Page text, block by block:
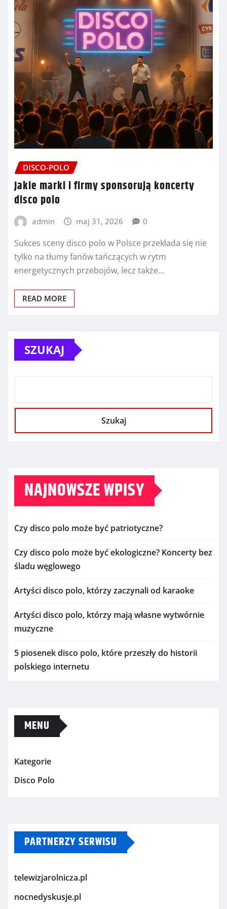
DISCO-POLO
Jakie marki i firmy sponsorują koncerty
disco polo
admin maj 31, 2026 0
Sukces sceny disco polo w Polsce przekłada się nie
tylko na tłumy fanów tańczących w rytm
energetycznych przebojów, lecz także…
READ MORE
SZUKAJ
Szukaj
NAJNOWSZE WPISY
Czy disco polo może być patriotyczne?
Czy disco polo może być ekologiczne? Koncerty bez
śladu węglowego
Artyści disco polo, którzy zaczynali od karaoke
Artyści disco polo, którzy mają własne wytwórnie
muzyczne
5 piosenek disco polo, które przeszły do historii
polskiego internetu
MENU
Kategorie
Disco Polo
PARTNERZY SERWISU
telewizjarolnicza.pl
nocnedyskusje.pl